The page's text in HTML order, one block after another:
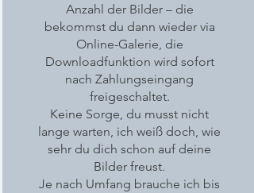
Anzahl der Bilder – die
bekommst du dann wieder via
Online-Galerie, die
Downloadfunktion wird sofort
nach Zahlungseingang
freigeschaltet.
Keine Sorge, du musst nicht
lange warten, ich weiß doch, wie
sehr du dich schon auf deine
Bilder freust.
Je nach Umfang brauche ich bis